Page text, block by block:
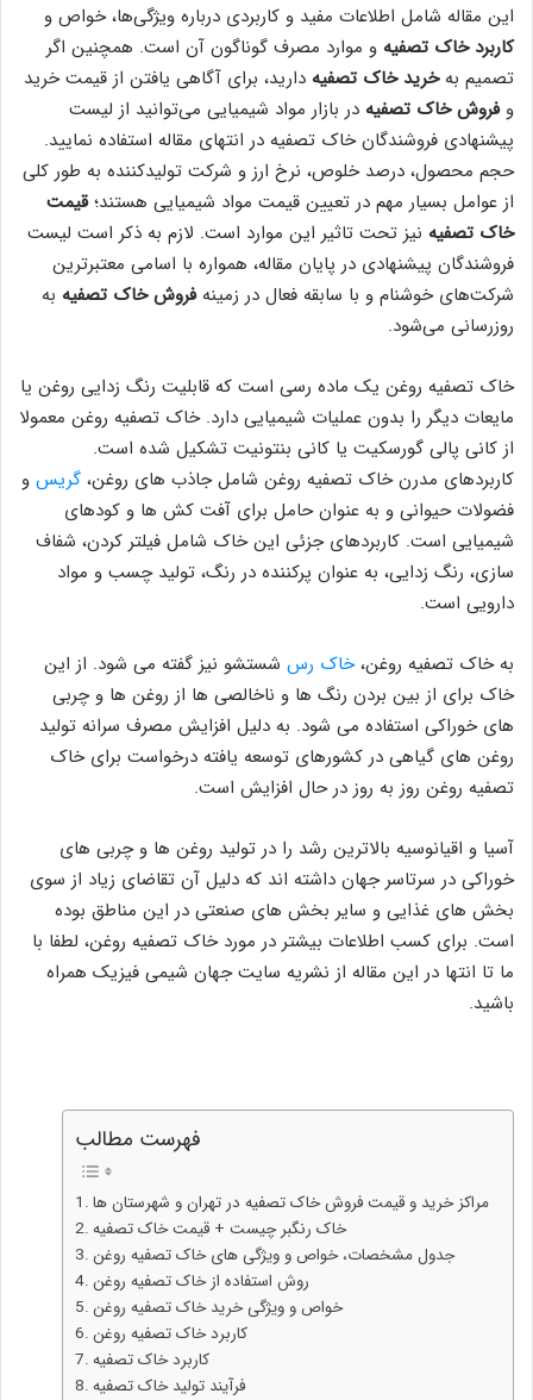
این مقاله شامل اطلاعات مفید و کاربردی درباره ویژگی‌ها، خواص و
کاربرد خاک تصفیه و موارد مصرف گوناگون آن است. همچنین اگر
تصمیم بهخرید خاک تصفیه دارید، برای آگاهی یافتن از قیمت خرید
وفروش خاک تصفیه در بازار مواد شیمیایی می‌توانید از لیست
پیشنهادی فروشندگان خاک تصفیه در انتهای مقاله استفاده نمایید.
حجم محصول، درصد خلوص، نرخ ارز و شرکت تولیدکننده به طور کلی
از عوامل بسیار مهم در تعیین قیمت مواد شیمیایی هستند؛قیمت
خاک تصفیه نیز تحت تاثیر این موارد است. لازم به ذکر است لیست
فروشندگان پیشنهادی در پایان مقاله، همواره با اسامی معتبرترین
شرکت‌های خوشنام و با سابقه فعال در زمینهفروش خاک تصفیه به
روزرسانی می‌شود.
خاک تصفیه روغن یک ماده رسی است که قابلیت رنگ زدایی روغن یا
مایعات دیگر را بدون عملیات شیمیایی دارد. خاک تصفیه روغن معمولا
از کانی پالی گورسکیت یا کانی بنتونیت تشکیل شده است.
کاربردهای مدرن خاک تصفیه روغن شامل جاذب های روغن، گریس و
فضولات حیوانی و به عنوان حامل برای آفت کش ها و کودهای
شیمیایی است. کاربردهای جزئی این خاک شامل فیلتر کردن، شفاف
‌سازی، رنگ‌ زدایی، به عنوان پرکننده در رنگ، تولید چسب و مواد
دارویی است.
به خاک تصفیه روغن،خاک رس شستشو نیز گفته می شود. از این
خاک برای از بین بردن رنگ ها و ناخالصی ها از روغن ها و چربی
های خوراکی استفاده می شود. به دلیل افزایش مصرف سرانه تولید
روغن ‌های گیاهی در کشورهای توسعه‌ یافته درخواست برای خاک
تصفیه روغن روز به روز در حال افزایش است.
آسیا و اقیانوسیه بالاترین رشد را در تولید روغن ‌ها و چربی‌ های
خوراکی در سرتاسر جهان داشته اند که دلیل آن تقاضای زیاد از سوی
بخش‌ های غذایی و سایر بخش‌ های صنعتی در این مناطق بوده
است. برای کسب اطلاعات بیشتر در مورد خاک تصفیه روغن، لطفا با
ما تا انتها در این مقاله از نشریه سایت جهان شیمی فیزیک همراه
باشید.
فهرست مطالب
مراکز خرید و قیمت فروش خاک تصفیه در تهران و شهرستان‌ ها
خاک رنگبر چیست + قیمت خاک تصفیه
جدول مشخصات، خواص و ویژگی های خاک تصفیه روغن
روش استفاده از خاک تصفیه روغن
خواص و ویژگی خرید خاک تصفیه روغن
کاربرد خاک تصفیه روغن
کاربرد خاک تصفیه
فرآیند تولید خاک تصفیه